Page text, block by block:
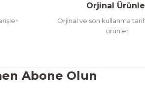
Orjinal
Orjinal ve son kullanma
ürünler
Abone Olun